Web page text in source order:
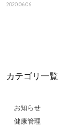
2020.06.06
カテゴリ一覧
お知らせ
健康管理